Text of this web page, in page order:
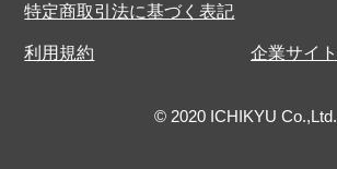
特定商取引法に基づく表記
利用規約 企業サイト
© 2020 ICHIKYU Co.,Ltd.